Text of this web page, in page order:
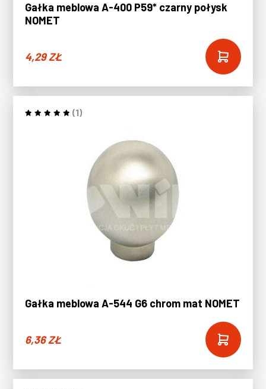
Gałka meblowa A-400 P59* czarny połysk
NOMET
4,29ZŁ
(1)
Gałka meblowa A-544 G6 chrom mat NOMET
6,36ZŁ